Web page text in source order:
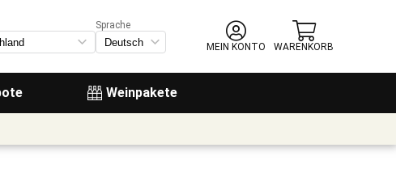
Weinpakete
Sprache
MEIN KONTO
WARENKORB